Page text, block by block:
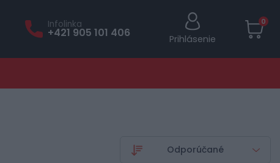
Infolinka
+421 905 101 406 Prihlásenie
0